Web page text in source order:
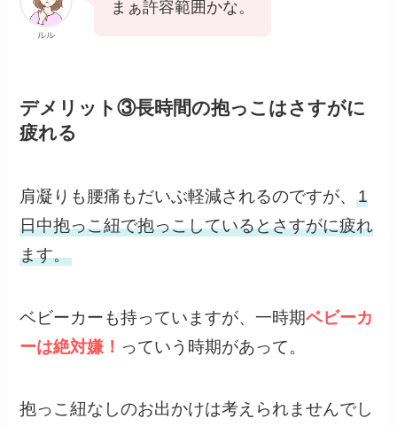
ルル
まぁ許容範囲かな。
デメリット③長時間の抱っこはさすがに
疲れる
肩凝りも腰痛もだいぶ軽減されるのですが、1
日中抱っこ紐で抱っこしているとさすがに疲れ
ます。
ベビーカーも持っていますが、一時期ベビーカ
ーは絶対嫌！ っていう時期があって。
抱っこ紐なしのお出かけは考えられませんでし